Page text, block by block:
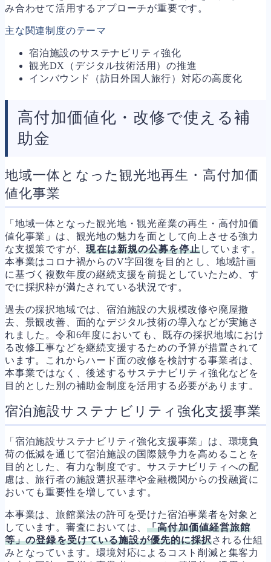
み合わせて活用するアプローチが重要です。
主な関連制度のテーマ
宿泊施設のサステナビリティ強化
観光DX（デジタル技術活用）の推進
インバウンド（訪日外国人旅行）対応の高度化
高付加価値化・改修で使える補
助金
地域一体となった観光地再生・高付加価
値化事業
「地域一体となった観光地・観光産業の再生・高付加価
値化事業」は、観光地の魅力を面として向上させる強力
な支援策ですが、現在は新規の公募を停止しています。
本事業はコロナ禍からのV字回復を目的とし、地域計画
に基づく複数年度の継続支援を前提としていたため、す
でに採択枠が満たされている状況です。
過去の採択地域では、宿泊施設の大規模改修や廃屋撤
去、景観改善、面的なデジタル技術の導入などが実施さ
れました。令和6年度においても、既存の採択地域におけ
る改修工事などを継続支援するための予算が措置されて
います。これからハード面の改修を検討する事業者は、
本事業ではなく、後述するサステナビリティ強化などを
目的とした別の補助金制度を活用する必要があります。
宿泊施設サステナビリティ強化支援事業
「宿泊施設サステナビリティ強化支援事業」は、環境負
荷の低減を通じて宿泊施設の国際競争力を高めることを
目的とした、有力な制度です。サステナビリティへの配
慮は、旅行者の施設選択基準や金融機関からの投融資に
おいても重要性を増しています。
本事業は、旅館業法の許可を受けた宿泊事業者を対象と
しています。審査においては、「高付加価値経営旅館
等」の登録を受けている施設が優先的に採択される仕組
みとなっています。環境対応によるコスト削減と集客力